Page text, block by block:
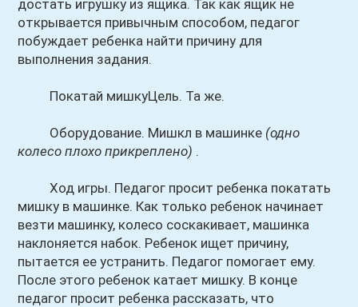
достать игрушку из ящика. Так как ящик не
открывается привычным способом, педагог
побуждает ребенка найти причину для
выполнения задания.
Покатай мишкуЦель. Та же.
Оборудование. Мишкл в машинке (одно
колесо плохо прикреплено) .
Ход игры. Педагог просит ребенка покатать
мишку в машинке. Как только ребенок начинает
везти машинку, колесо соскакивает, машинка
наклоняется набок. Ребенок ищет причину,
пытается ее устранить. Педагог помогает ему.
После этого ребенок катает мишку. В конце
педагог просит ребенка рассказать, что